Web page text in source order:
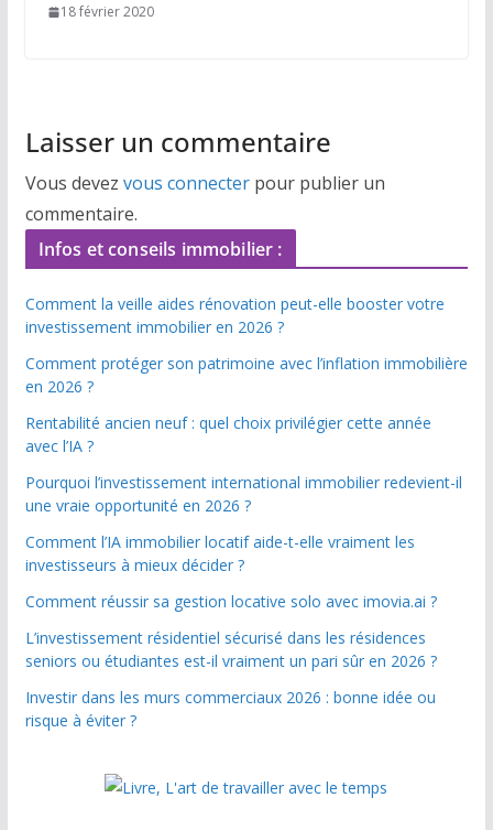
18 février 2020
Laisser un commentaire
Vous devez vous connecterpour publier un
commentaire.
Infos et conseils immobilier :
Comment la veille aides rénovation peut-elle booster votre
investissement immobilier en 2026 ?
Comment protéger son patrimoine avec l’inflation immobilière
en 2026 ?
Rentabilité ancien neuf : quel choix privilégier cette année
avec l’IA ?
Pourquoi l’investissement international immobilier redevient-il
une vraie opportunité en 2026 ?
Comment l’IA immobilier locatif aide-t-elle vraiment les
investisseurs à mieux décider ?
Comment réussir sa gestion locative solo avec imovia.ai ?
L’investissement résidentiel sécurisé dans les résidences
seniors ou étudiantes est-il vraiment un pari sûr en 2026 ?
Investir dans les murs commerciaux 2026 : bonne idée ou
risque à éviter ?